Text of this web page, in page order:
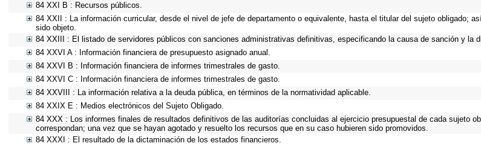
84 XXI B : Recursos públicos.
84 XXII : La información curricular, desde el nivel de jefe de departamento o equivalente, hasta el titular del sujeto obligado;
sido objeto.
84 XXIII : El listado de servidores públicos con sanciones administrativas definitivas, especificando la causa de sanción y la
84 XXVI A : Información financiera de presupuesto asignado anual.
84 XXVI B : Información financiera de informes trimestrales de gasto.
84 XXVI C : Información financiera de informes trimestrales de gasto.
84 XXVIII : La información relativa a la deuda pública, en términos de la normatividad aplicable.
84 XXIX E : Medios electrónicos del Sujeto Obligado.
84 XXX : Los informes finales de resultados definitivos de las auditorías concluidas al ejercicio presupuestal de cada sujeto
correspondan; una vez que se hayan agotado y resuelto los recursos que en su caso hubieren sido promovidos.
84 XXXI : El resultado de la dictaminación de los estados financieros.